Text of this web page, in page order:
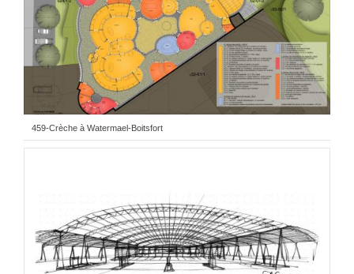
459-Crèche à Watermael-Boitsfort